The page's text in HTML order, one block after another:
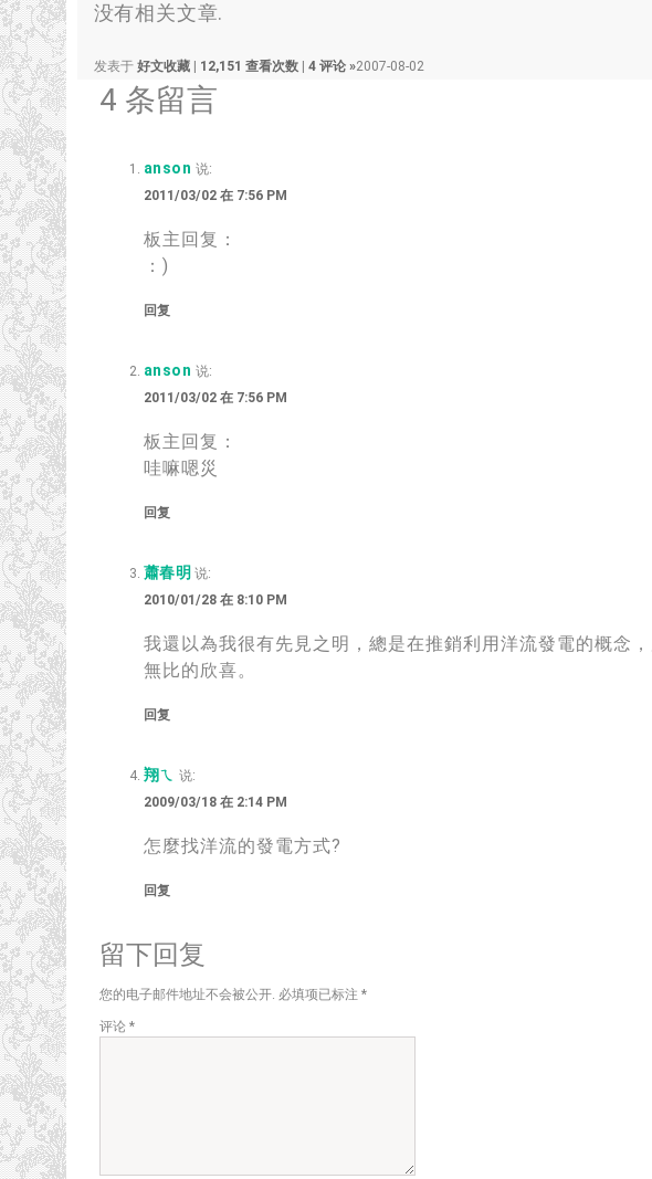
没有相关文章.
发表于 好文收藏 12,151 查看次数 4 评论 »2007-08-02
4 条留言
anson 说:
2011/03/02 在 7:56 PM
板主回复：
：)
回复
anson 说:
2011/03/02 在 7:56 PM
板主回复：
哇嘛嗯災
回复
蕭春明 说:
2010/01/28 在 8:10 PM
我還以為我很有先見之明， 總是在推銷利用洋流發電的概念 ，
無比的欣喜。
回复
翔ㄟ
说:
2009/03/18 在 2:14 PM
怎麼找洋流的發電方式?
回复
留下回复
您的电子邮件地址不会被公开. 必填项已标注 *
评论 *